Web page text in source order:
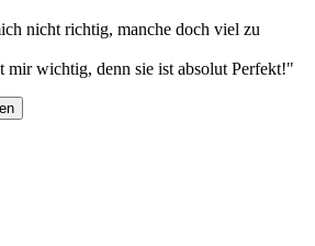
nicht richtig, manche doch viel zu
mir wichtig, denn sie ist absolut Perfekt!"